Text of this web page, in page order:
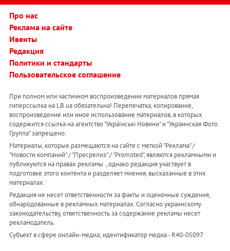
Про нас
Реклама на сайте
Ивенты
Редакция
Политики и стандарты
Пользовательское соглашение
При полном или частичном воспроизведении материалов прямая
гиперссылка на LB.ua обязательна! Перепечатка, копирование,
воспроизведение или иное использование материалов, в которых
содержится ссылка на агентство "Українськi Новини" и "Украинская Фото
Группа" запрещено.
Материалы, которые размещаются на сайте с меткой "Реклама" /
"Новости компаний" / "Пресрелиз" / "Promoted", являются рекламными и
публикуются на правах рекламы. , однако редакция участвует в
подготовке этого контента и разделяет мнения, высказанные в этих
материалах.
Редакция не несет ответственности за факты и оценочные суждения,
обнародованные в рекламных материалах. Согласно украинскому
законодательству, ответственность за содержание рекламы несет
рекламодатель.
Субъект в сфере онлайн-медиа; идентификатор медиа - R40-05097